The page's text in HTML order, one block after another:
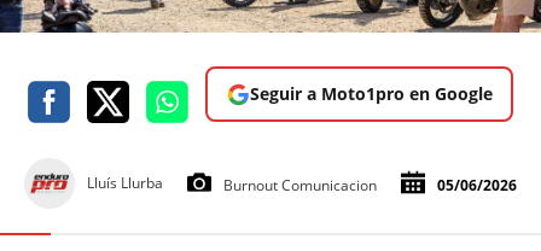
Seguir a Moto1pro en Google
Lluís Llurba Burnout Comunicacion 05/06/2026